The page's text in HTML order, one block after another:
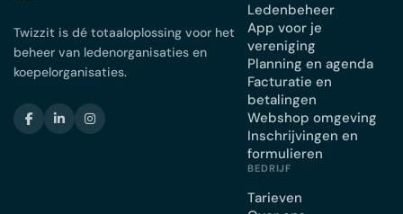
Twizzit is dé totaaloplossing voor het
beheer van ledenorganisaties en
koepelorganisaties.
Ledenbeheer
App voor je
vereniging
Planning en agenda
Facturatie en
betalingen
Webshop omgeving
Inschrijvingen en
formulieren
BEDRIJF
Tarieven